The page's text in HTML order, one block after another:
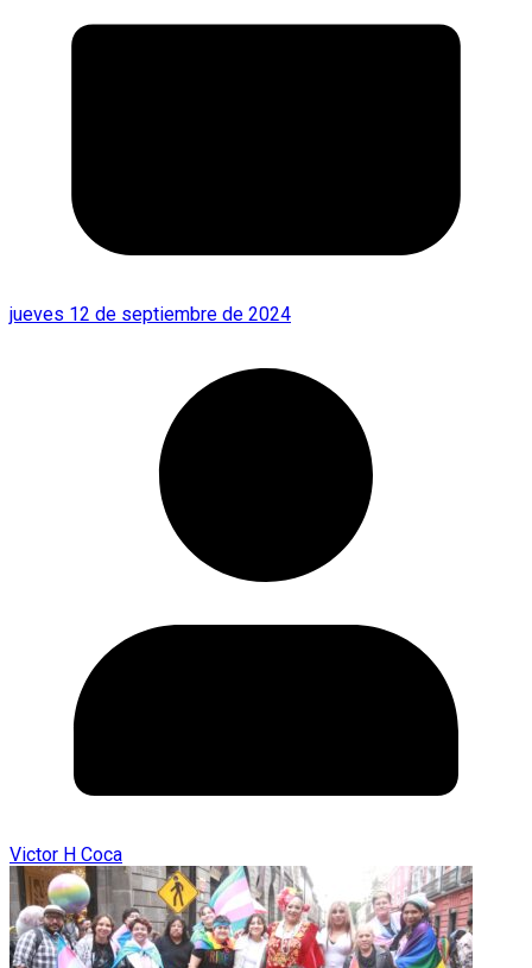
jueves 12 de septiembre de 2024
Victor H Coca